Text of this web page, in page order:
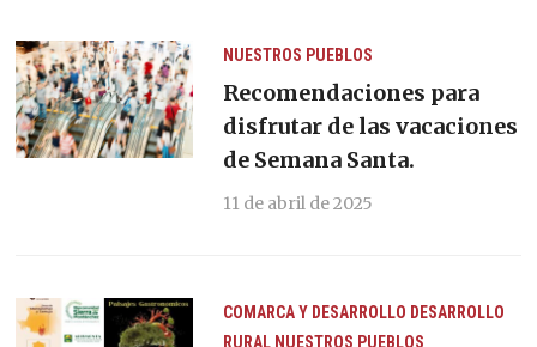
NUESTROS PUEBLOS
Recomendaciones para
disfrutar de las vacaciones
de Semana Santa.
11 de abril de 2025
COMARCA Y DESARROLLO DESARROLLO
RURAL NUESTROS PUEBLOS